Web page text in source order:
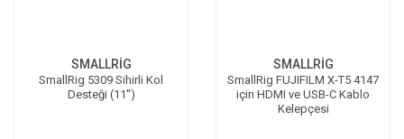
SMALLRİG
SmallRig 5309 Sihirli Kol
Desteği (11'')
SMALLRİG
SmallRig FUJIFILM X-T5 4147
için HDMI ve USB-C Kablo
Kelepçesi